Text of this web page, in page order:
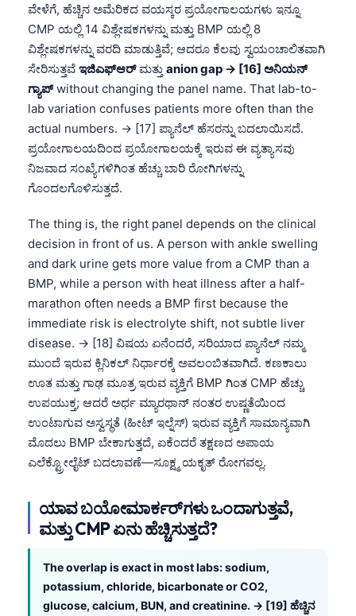
ವೇಳೆಗೆ, ಹೆಚ್ಚಿನ ಅಮೆರಿಕದ ವಯಸ್ಕರ ಪ್ರಯೋಗಾಲಯಗಳು ಇನ್ನೂ
CMP ಯಲ್ಲಿ 14 ವಿಶ್ಲೇಷಕಗಳನ್ನು ಮತ್ತು BMP ಯಲ್ಲಿ 8
ವಿಶ್ಲೇಷಕಗಳನ್ನು ವರದಿ ಮಾಡುತ್ತಿವೆ; ಆದರೂ ಕೆಲವು ಸ್ವಯಂಚಾಲಿತವಾಗಿ
ಸೇರಿಸುತ್ತವೆ ಇಜಿಎಫ್ಆರ್ಮತ್ತು anion gap → [16] ಅನಿಯನ್
ಗ್ಯಾಪ್without changing the panel name. That lab-to-
lab variation confuses patients more often than the
actual numbers. → [17] ಪ್ಯಾನೆಲ್ ಹೆಸರನ್ನು ಬದಲಾಯಿಸದೆ.
ಪ್ರಯೋಗಾಲಯದಿಂದ ಪ್ರಯೋಗಾಲಯಕ್ಕೆ ಇರುವ ಈ ವ್ಯತ್ಯಾಸವು
ನಿಜವಾದ ಸಂಖ್ಯೆಗಳಿಗಿಂತ ಹೆಚ್ಚು ಬಾರಿ ರೋಗಿಗಳನ್ನು
ಗೊಂದಲಗೊಳಿಸುತ್ತದೆ.
The thing is, the right panel depends on the clinical
decision in front of us. A person with ankle swelling
and dark urine gets more value from a CMP than a
BMP, while a person with heat illness after a half-
marathon often needs a BMP first because the
immediate risk is electrolyte shift, not subtle liver
disease. → [18] ವಿಷಯ ಏನೆಂದರೆ, ಸರಿಯಾದ ಪ್ಯಾನೆಲ್ ನಮ್ಮ
ಮುಂದೆ ಇರುವ ಕ್ಲಿನಿಕಲ್ ನಿರ್ಧಾರಕ್ಕೆ ಅವಲಂಬಿತವಾಗಿದೆ. ಕಣಕಾಲು
ಊತ ಮತ್ತು ಗಾಢ ಮೂತ್ರ ಇರುವ ವ್ಯಕ್ತಿಗೆ BMP ಗಿಂತ CMP ಹೆಚ್ಚು
ಉಪಯುಕ್ತ; ಆದರೆ ಅರ್ಧ ಮ್ಯಾರಥಾನ್ ನಂತರ ಉಷ್ಣತೆಯಿಂದ
ಉಂಟಾಗುವ ಅಸ್ವಸ್ಥತೆ (ಹೀಟ್ ಇಲ್ನೆಸ್) ಇರುವ ವ್ಯಕ್ತಿಗೆ ಸಾಮಾನ್ಯವಾಗಿ
ಮೊದಲು BMP ಬೇಕಾಗುತ್ತದೆ, ಏಕೆಂದರೆ ತಕ್ಷಣದ ಅಪಾಯ
ಎಲೆಕ್ಟ್ರೋಲೈಟ್ ಬದಲಾವಣೆ—ಸೂಕ್ಷ್ಮ ಯಕೃತ್ ರೋಗವಲ್ಲ.
ಯಾವ ಬಯೋಮಾರ್ಕರ್‌ಗಳು ಒಂದಾಗುತ್ತವೆ,
ಮತ್ತು CMP ಏನು ಹೆಚ್ಚಿಸುತ್ತದೆ?
The overlap is exact in most labs: sodium,
potassium, chloride, bicarbonate or CO2,
glucose, calcium, BUN, and creatinine. → [19] ಹೆಚ್ಚಿನ